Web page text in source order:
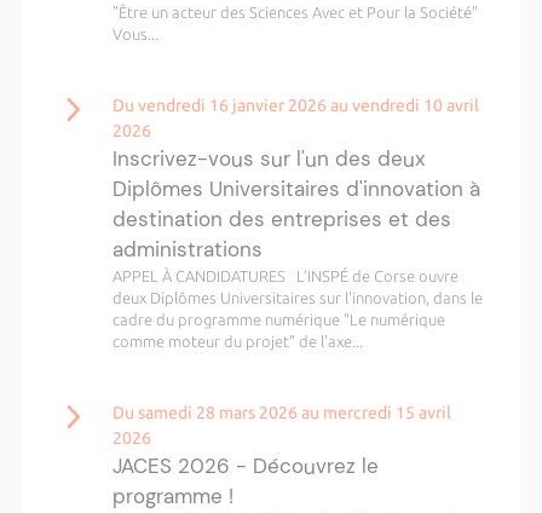
"Être un acteur des Sciences Avec et Pour la Société"
Vous...
Du vendredi 16 janvier 2026 au vendredi 10 avril
2026
Inscrivez-vous sur l'un des deux
Diplômes Universitaires d'innovation à
destination des entreprises et des
administrations
APPEL À CANDIDATURES L’INSPÉ de Corse ouvre
deux Diplômes Universitaires sur l'innovation, dans le
cadre du programme numérique "Le numérique
comme moteur du projet" de l'axe...
Du samedi 28 mars 2026 au mercredi 15 avril
2026
JACES 2026 - Découvrez le
programme !